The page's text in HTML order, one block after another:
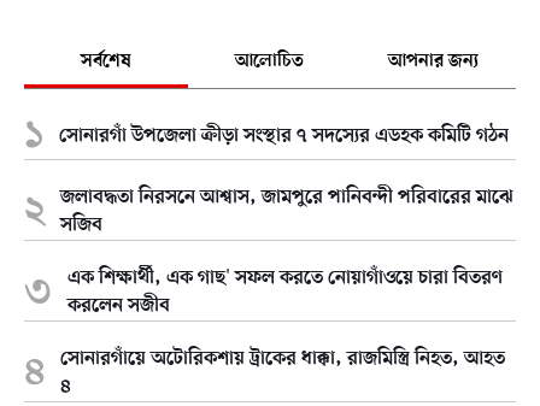
সর্বশেষ আলোচিত আপনার জন্য
সোনারগাঁ উপজেলা ক্রীড়া সংস্থার ৭ সদস্যের এডহক কমিটি গঠন
জলাবদ্ধতা নিরসনে আশ্বাস, জামপুরে পানিবন্দী পরিবারের মাঝে
সজিব
এক শিক্ষার্থী, এক গাছ' সফল করতে নোয়াগাঁওয়ে চারা বিতরণ
করলেন সজীব
সোনারগাঁয়ে অটোরিকশায় ট্রাকের ধাক্কা, রাজমিস্ত্রি নিহত, আহত
৪